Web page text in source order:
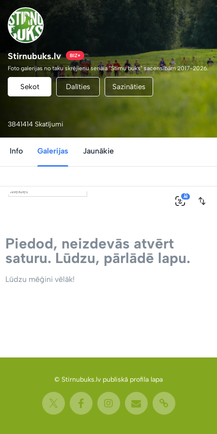
Stirnubuks.lv BIZ+
Foto galerijas no taku skrējienu seriāla "Stirnu buks" sacensībām 2017-2026.
Sekot Dalīties Sazināties
3841414 Skatījumi
Info Galerijas Jaunākie
0
AI
Piedod, neizdevās atvērt
saturu. Lūdzu, pārlādē lapu.
Lūdzu mēģini vēlāk!
© Stirnubuks.lv publiskā profila lapa